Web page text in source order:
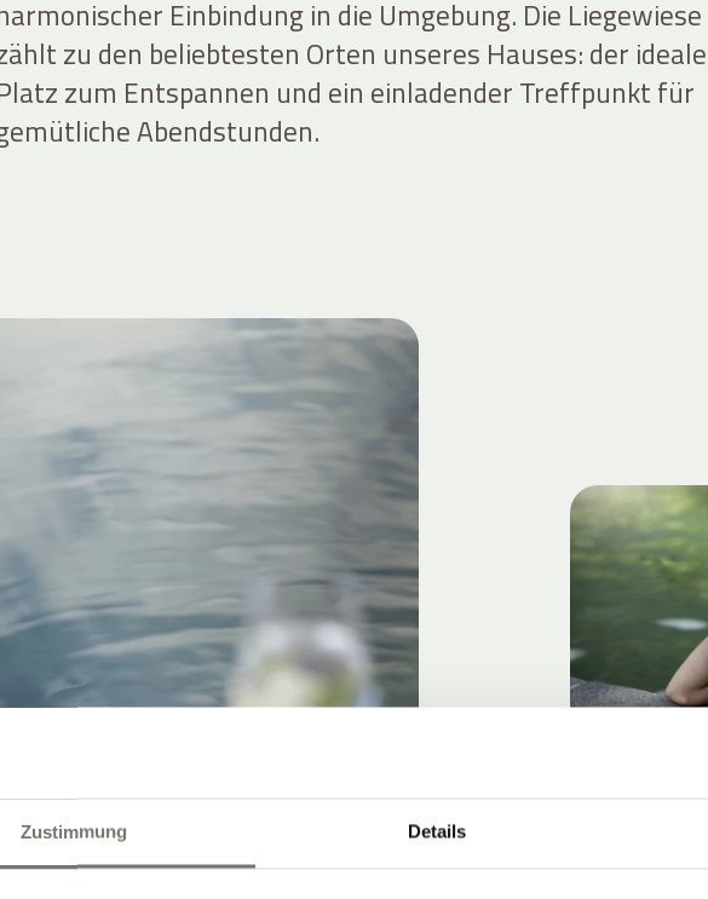
Zustimmung Details
Einbindung in die Umgebung. Die Liegewiese
zu den beliebtesten Orten unseres Hauses: der ideale
zum Entspannen und ein einladender Treffpunkt für
Abendstunden.